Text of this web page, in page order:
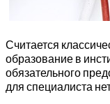
Считается
образование в
обязательного
для специалиста